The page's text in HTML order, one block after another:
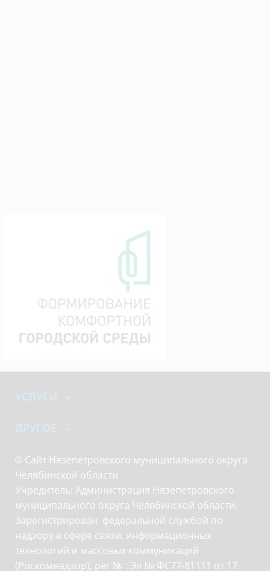
УСЛУГИ
ДРУГОЕ
© Сайт Нязепетровского муниципального округа
Челябинской области
Учредитель: Администрация Нязепетровского
муниципального округа Челябинской области.
Зарегистрирован федеральной службой по
надзору в сфере связи, информационных
технологий и массовых коммуникаций
(Роскомнадзор), рег № : Эл № ФС77-81111 от 17